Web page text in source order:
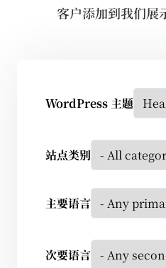
客户添加到我们展
WordPress 主题
站点类别
主要语言
次要语言